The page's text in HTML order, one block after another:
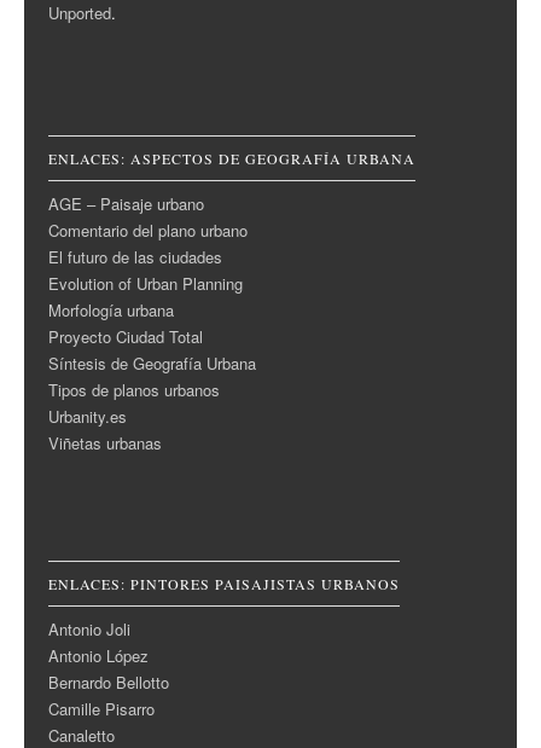
Unported.
ENLACES: ASPECTOS DE GEOGRAFÍA URBANA
AGE – Paisaje urbano
Comentario del plano urbano
El futuro de las ciudades
Evolution of Urban Planning
Morfología urbana
Proyecto Ciudad Total
Síntesis de Geografía Urbana
Tipos de planos urbanos
Urbanity.es
Viñetas urbanas
ENLACES: PINTORES PAISAJISTAS URBANOS
Antonio Joli
Antonio López
Bernardo Bellotto
Camille Pisarro
Canaletto